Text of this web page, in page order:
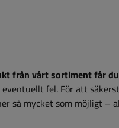
från vårt sortiment får
fel. För att
så mycket som möjligt –